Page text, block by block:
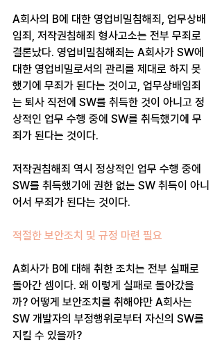
A회사의 B에 대한 영업비밀침해죄, 업무상배
임죄, 저작권침해죄 형사고소는 전부 무죄로
결론났다. 영업비밀침해죄는 A회사가 SW에
대한 영업비밀로서의 관리를 제대로 하지 못
했기에 무죄가 된다는 것이고, 업무상배임죄
는 퇴사 직전에 SW를 취득한 것이 아니고 정
상적인 업무 수행 중에 SW를 취득했기에 무
죄가 된다는 것이다.
저작권침해죄 역시 정상적인 업무 수행 중에
SW를 취득했기에 권한 없는 SW 취득이 아니
어서 무죄가 된다는 것이다.
적절한 보안조치 및 규정 마련 필요
A회사가 B에 대해 취한 조치는 전부 실패로
돌아간 셈이다. 왜 이렇게 실패로 돌아갔을
까? 어떻게 보안조치를 취해야만 A회사는
SW 개발자의 부정행위로부터 자신의 SW를
지킬 수 있을까?